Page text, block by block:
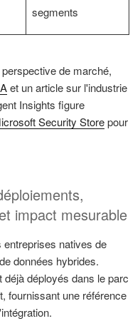
segments
de marché,
et un article sur l'industrie
Insights figure
Security Storepour
impact mesurable
natives de
données hybrides.
déployés dans le parc
fournissant une référence